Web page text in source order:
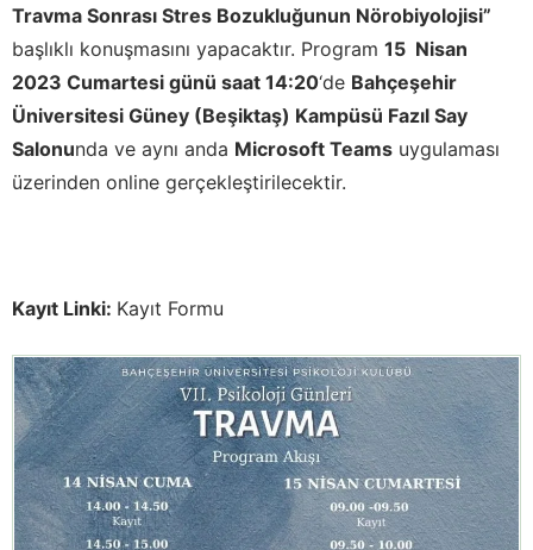
Travma Sonrası Stres Bozukluğunun Nörobiyolojisi”
başlıklı konuşmasını yapacaktır. Program 15 Nisan
2023 Cumartesi günü saat 14:20‘de Bahçeşehir
Üniversitesi Güney (Beşiktaş) Kampüsü Fazıl Say
Salonunda ve aynı anda Microsoft Teams uygulaması
üzerinden online gerçekleştirilecektir.
Kayıt Linki: Kayıt Formu